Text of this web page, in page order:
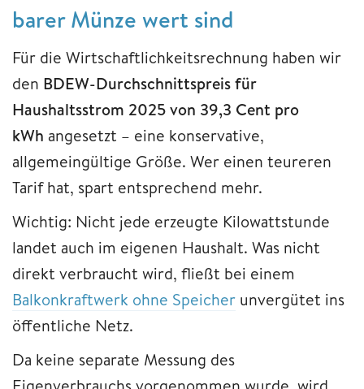
barer Münze wert sind
Für die Wirtschaftlichkeitsrechnung haben wir
den BDEW-Durchschnittspreis für
Haushaltsstrom 2025 von 39,3 Cent pro
kWh angesetzt – eine konservative,
allgemeingültige Größe. Wer einen teureren
Tarif hat, spart entsprechend mehr.
Wichtig: Nicht jede erzeugte Kilowattstunde
landet auch im eigenen Haushalt. Was nicht
direkt verbraucht wird, fließt bei einem
Balkonkraftwerk ohne Speicher unvergütet ins
öffentliche Netz.
Da keine separate Messung des